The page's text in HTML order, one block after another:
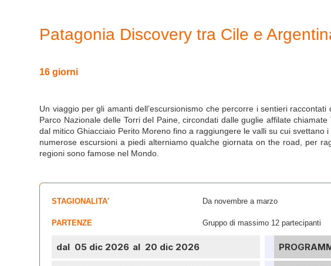
Patagonia Discovery tra Cile e
16 giorni
Un viaggio per gli amanti dell’escursionismo che percorre i sentieri
Parco Nazionale delle Torri del Paine, circondati dalle guglie affilate
dal mitico Ghiacciaio Perito Moreno fino a raggiungere le valli su cui
numerose escursioni a piedi alterniamo qualche giornata on the road, per
regioni sono famose nel Mondo.
STAGIONALITA' Da novembre a marzo
PARTENZE Gruppo di massimo 12 partecipanti
dal 05 dic 2026 al 20 dic 2026